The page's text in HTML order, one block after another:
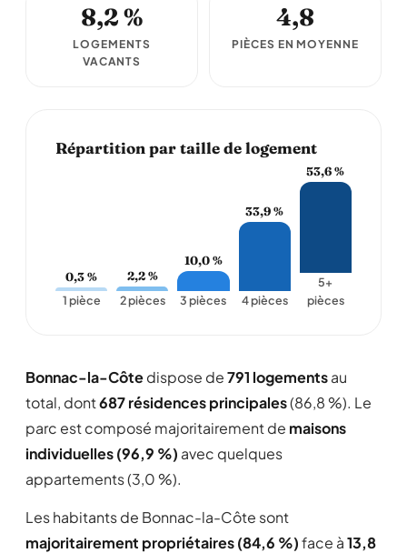
8,2 %
LOGEMENTS
VACANTS
4,8
PIÈCES EN MOYENNE
Répartition par taille de logement
0,3 %
1 pièce
2,2 %
2 pièces
10,0 %
3 pièces
33,9 %
4 pièces
53,6 %
5+
pièces
Bonnac-la-Côtedispose de791 logementsau
total, dont687 résidences principales(86,8 %). Le
parc est composé majoritairement de maisons
individuelles (96,9 %) avec quelques
appartements (3,0 %).
Les habitants de Bonnac-la-Côte sont
majoritairement propriétaires (84,6 %)face à13,8